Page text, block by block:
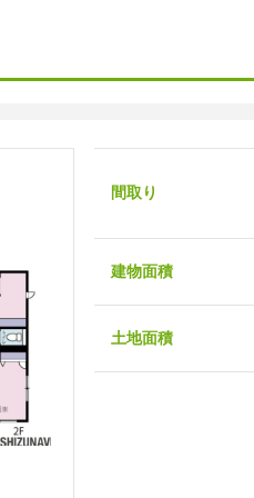
間取り
建物面積
土地面積